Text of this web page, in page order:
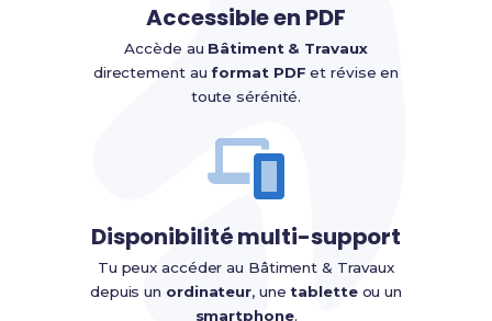
Accessible en PDF
Accède au Bâtiment & Travaux
directement auformat PDF et révise en
toute sérénité.
Disponibilité multi-support
Tu peux accéder au Bâtiment & Travaux
depuis un ordinateur, unetabletteou un
smartphone.